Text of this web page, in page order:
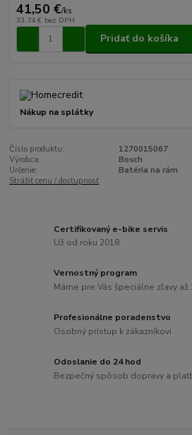
41,50 €/ks
33,74 € bez DPH
Pridať do košíka
Nákup na splátky
Číslo produktu:
1270015067
Výrobca:
Bosch
Určenie:
Batéria na rám
Strážiť cenu / dostupnosť
Certifikovaný e-bike servis
Už od roku 2018
Vernostný program
Máme pre Vás špeciálne zľavy až
Profesionálne poradenstvo
Osobný prístup k zákazníkovi
Odoslanie do 24 hod
Bezpečný spôsob dopravy a